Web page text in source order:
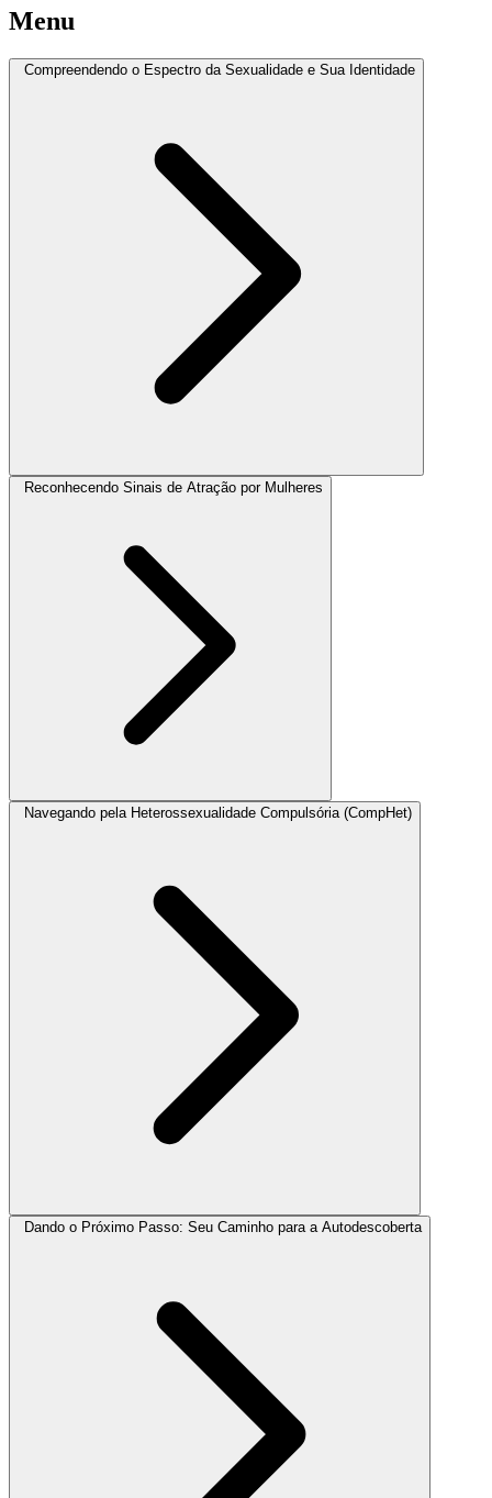
Menu
Compreendendo o Espectro da Sexualidade e Sua Identidade
Reconhecendo Sinais de Atração por Mulheres
Navegando pela Heterossexualidade Compulsória (CompHet)
Dando o Próximo Passo: Seu Caminho para a Autodescoberta